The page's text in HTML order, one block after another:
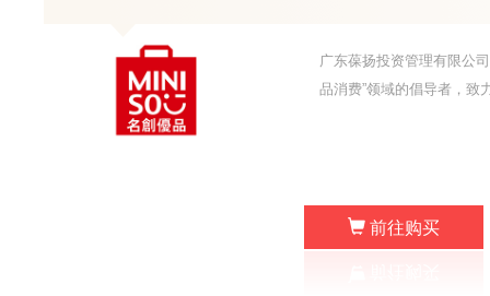
广东葆扬投资管理有限公
品消费”领域的倡导者，
前往购买